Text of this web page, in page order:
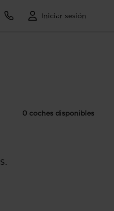
Iniciar sesión
0 coches disponibles